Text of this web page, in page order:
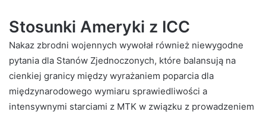
Stosunki Ameryki z ICC
Nakaz zbrodni wojennych wywołał również niewygodne
pytania dla Stanów Zjednoczonych, które balansują na
cienkiej granicy między wyrażaniem poparcia dla
międzynarodowego wymiaru sprawiedliwości a
intensywnymi starciami z MTK w związku z prowadzeniem